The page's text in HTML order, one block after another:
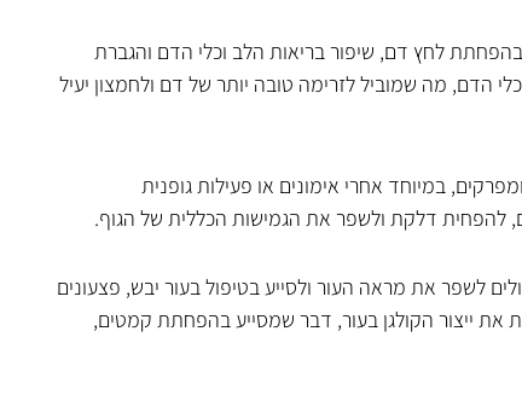
לחץ דם, שיפור בריאות הלב וכלי הדם והגברת
הדם, מה שמוביל לזרימה טובה יותר של דם ולחמצון יעיל
במיוחד אחרי אימונים או פעילות גופנית
להפחית דלקת ולשפר את הגמישות הכללית של הגוף.
לשפר את מראה העור ולסייע בטיפול בעור יבש, פצעונים
את ייצור הקולגן בעור, דבר שמסייע בהפחתת קמטים,